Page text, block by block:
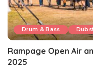
Drum & Bass
Rampage Open Air
2025